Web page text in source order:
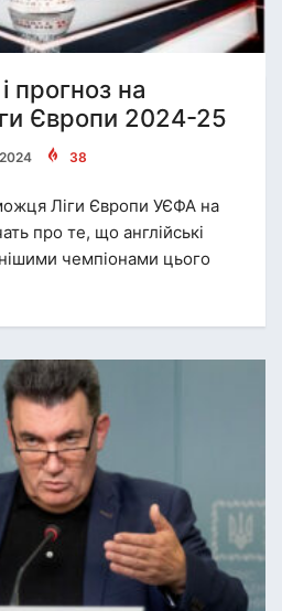
прогноз на
Європи 2024-25
38
Ліги Європи УЄФА на
про те, що англійські
чемпіонами цього